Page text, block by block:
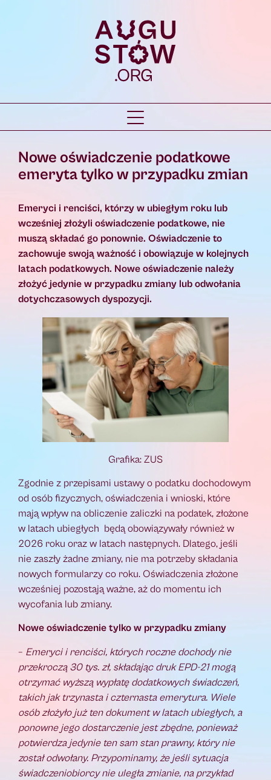
Nowe oświadczenie podatkowe
emeryta tylko w przypadku zmian
Emeryci i renciści, którzy w ubiegłym roku lub
wcześniej złożyli oświadczenie podatkowe, nie
muszą składać go ponownie. Oświadczenie to
zachowuje swoją ważność i obowiązuje w kolejnych
latach podatkowych. Nowe oświadczenie należy
złożyć jedynie w przypadku zmiany lub odwołania
dotychczasowych dyspozycji.
Grafika: ZUS
Zgodnie z przepisami ustawy o podatku dochodowym
od osób fizycznych, oświadczenia i wnioski, które
mają wpływ na obliczenie zaliczki na podatek, złożone
w latach ubiegłych będą obowiązywały również w
2026 roku oraz w latach następnych. Dlatego, jeśli
nie zaszły żadne zmiany, nie ma potrzeby składania
nowych formularzy co roku. Oświadczenia złożone
wcześniej pozostają ważne, aż do momentu ich
wycofania lub zmiany.
Nowe oświadczenie tylko w przypadku zmiany
– Emeryci i renciści, których roczne dochody nie
przekroczą 30 tys. zł, składając druk EPD-21 mogą
otrzymać wyższą wypłatę dodatkowych świadczeń,
takich jak trzynasta i czternasta emerytura. Wiele
osób złożyło już ten dokument w latach ubiegłych, a
ponowne jego dostarczenie jest zbędne, ponieważ
potwierdza jedynie ten sam stan prawny, który nie
został odwołany. Przypominamy, że jeśli sytuacja
świadczeniobiorcy nie uległa zmianie, na przykład